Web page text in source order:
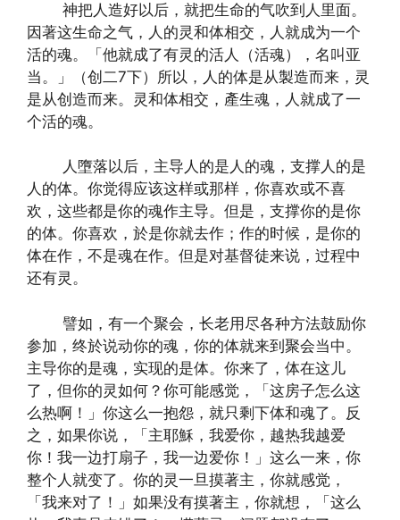
神把人造好以后，就把生命的气吹到人里面。
因著这生命之气，人的灵和体相交，人就成为一个
活的魂。「他就成了有灵的活人（活魂），名叫亚
当。」（创二7下）所以，人的体是从製造而来，灵
是从创造而来。灵和体相交，產生魂，人就成了一
个活的魂。
人墮落以后，主导人的是人的魂，支撑人的是
人的体。你觉得应该这样或那样，你喜欢或不喜
欢，这些都是你的魂作主导。但是，支撑你的是你
的体。你喜欢，於是你就去作；作的时候，是你的
体在作，不是魂在作。但是对基督徒来说，过程中
还有灵。
譬如，有一个聚会，长老用尽各种方法鼓励你
参加，终於说动你的魂，你的体就来到聚会当中。
主导你的是魂，实现的是体。你来了，体在这儿
了，但你的灵如何？你可能感觉，「这房子怎么这
么热啊！」你这么一抱怨，就只剩下体和魂了。反
之，如果你说，「主耶穌，我爱你，越热我越爱
你！我一边打扇子，我一边爱你！」这么一来，你
整个人就变了。你的灵一旦摸著主，你就感觉，
「我来对了！」如果没有摸著主，你就想，「这么